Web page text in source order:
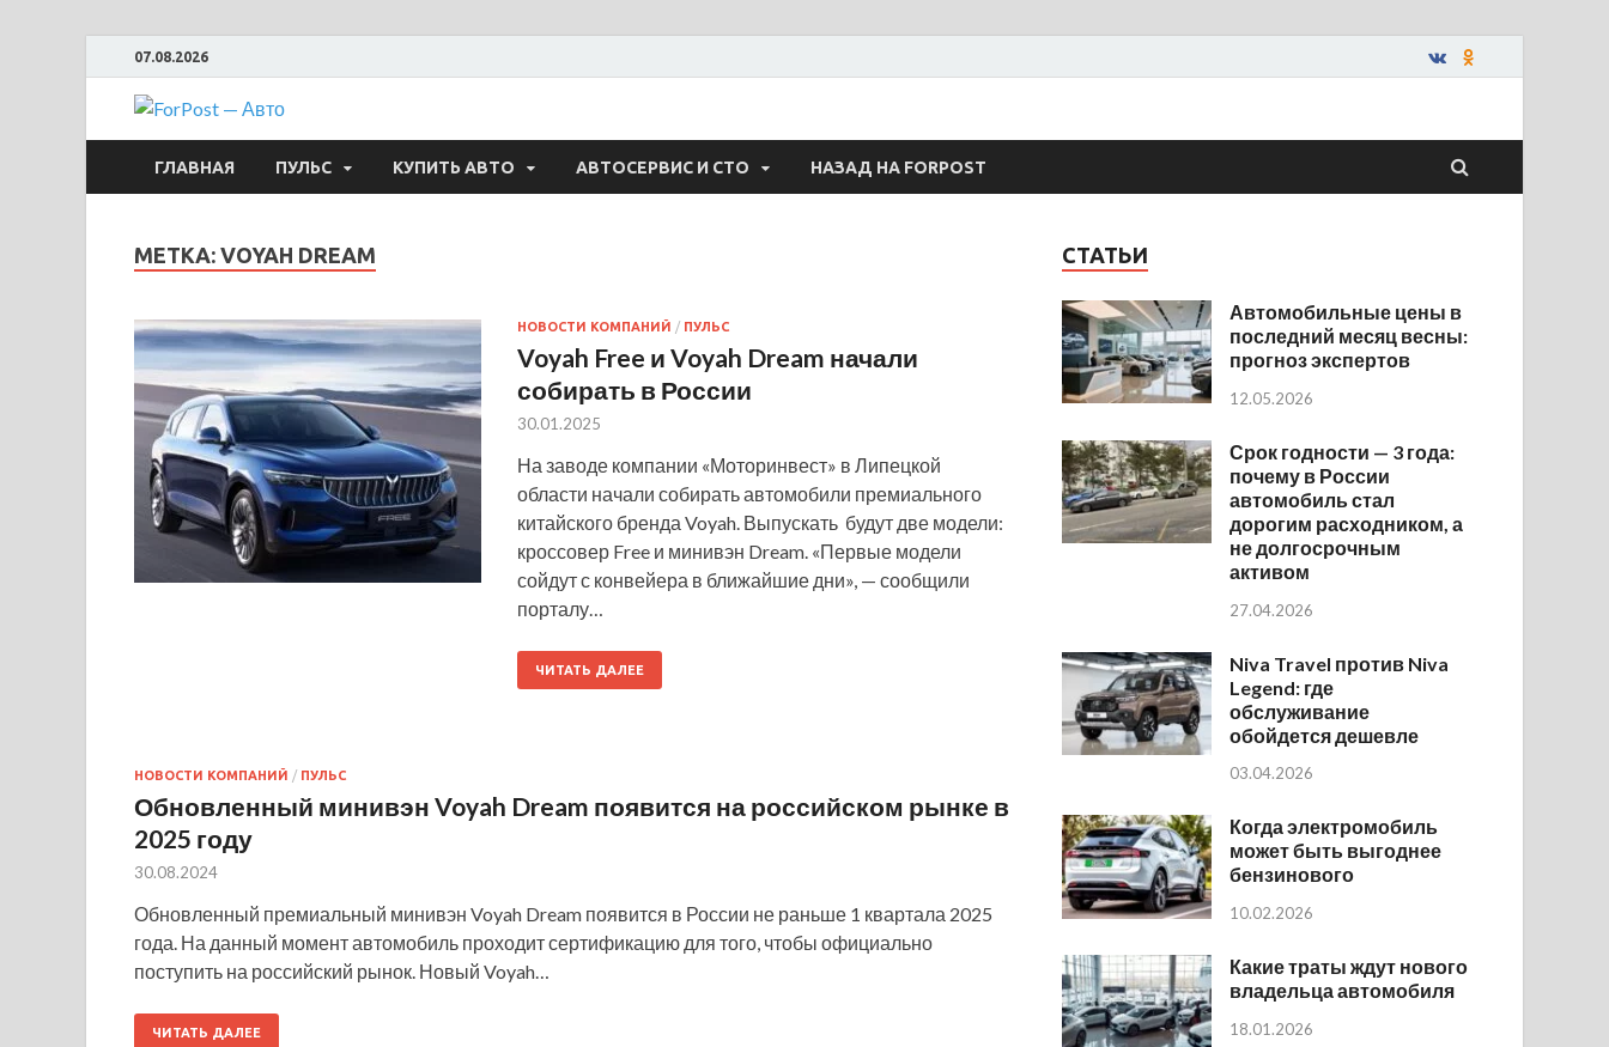
07.08.2026
ForPost — Авто
ГЛАВНАЯ ПУЛЬС КУПИТЬ АВТО АВТОСЕРВИС И СТО НАЗАД НА FORPOST
МЕТКА: VOYAH DREAM
НОВОСТИ КОМПАНИЙ / ПУЛЬС
Voyah Free и Voyah Dream начали
собирать в России
30.01.2025
На заводе компании «Моторинвест» в Липецкой
области начали собирать автомобили премиального
китайского бренда Voyah. Выпускать будут две модели:
кроссовер Free и минивэн Dream. «Первые модели
сойдут с конвейера в ближайшие дни», — сообщили
порталу…
ЧИТАТЬ ДАЛЕЕ
НОВОСТИ КОМПАНИЙ / ПУЛЬС
Обновленный минивэн Voyah Dream появится на российском рынке в
2025 году
30.08.2024
Обновленный премиальный минивэн Voyah Dream появится в России не раньше 1 квартала 2025
года. На данный момент автомобиль проходит сертификацию для того, чтобы официально
поступить на российский рынок. Новый Voyah…
ЧИТАТЬ ДАЛЕЕ
СТАТЬИ
Автомобильные цены в
последний месяц весны:
прогноз экспертов
12.05.2026
Срок годности — 3 года:
почему в России
автомобиль стал
дорогим расходником, а
не долгосрочным
активом
27.04.2026
Niva Travel против Niva
Legend: где
обслуживание
обойдется дешевле
03.04.2026
Когда электромобиль
может быть выгоднее
бензинового
10.02.2026
Какие траты ждут нового
владельца автомобиля
18.01.2026